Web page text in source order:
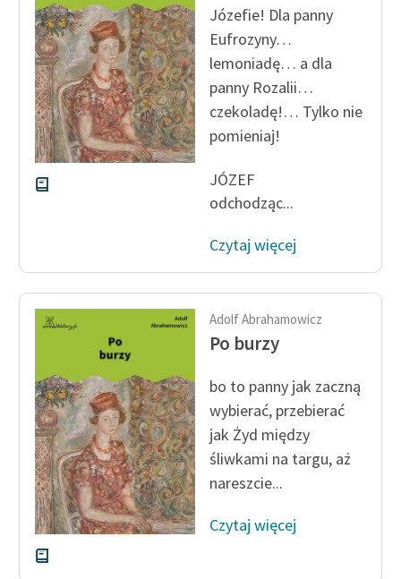
Józefie! Dla panny
Eufrozyny…
lemoniadę… a dla
panny Rozalii…
czekoladę!… Tylko nie
pomieniaj!
JÓZEF
odchodząc...
Czytaj więcej
Adolf Abrahamowicz
Po burzy
bo to panny jak zaczną
wybierać, przebierać
jak Żyd między
śliwkami na targu, aż
nareszcie...
Czytaj więcej